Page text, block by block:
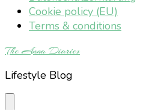
Cookie policy (EU)
Terms & conditions
The Anna Diaries
Lifestyle Blog